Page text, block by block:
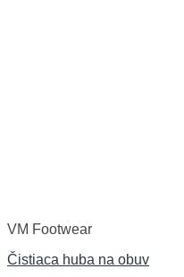
VM Footwear
Čistiaca huba na obuv